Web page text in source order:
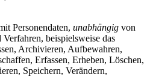
Personen­daten, unabhängig von
beispielsweise das
Archivieren, Aufbewahren,
Erfassen, Erheben, Löschen,
Speichern, Verändern,